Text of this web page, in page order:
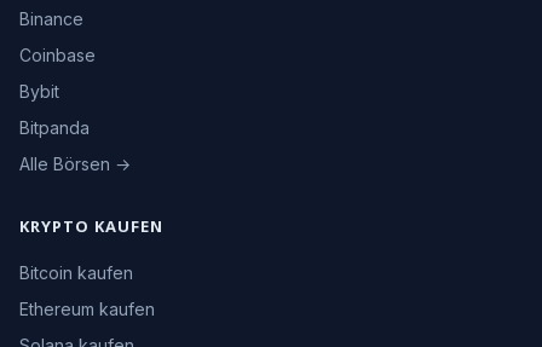
Binance
Coinbase
Bybit
Bitpanda
Alle Börsen →
KRYPTO KAUFEN
Bitcoin kaufen
Ethereum kaufen